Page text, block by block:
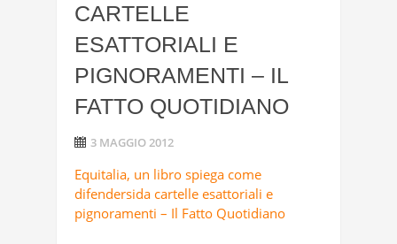
CARTELLE
ESATTORIALI E
PIGNORAMENTI – IL
FATTO QUOTIDIANO
3 MAGGIO 2012
Equitalia, un libro spiega come
difendersida cartelle esattoriali e
pignoramenti – Il Fatto Quotidiano